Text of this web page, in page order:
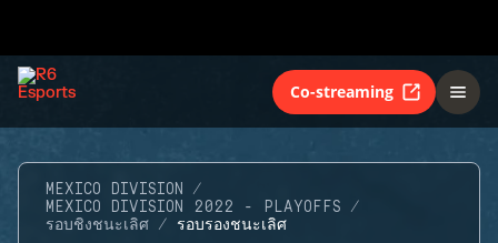
Co-streaming
MEXICO DIVISION
MEXICO DIVISION 2022 - PLAYOFFS
รอบชิงชนะเลิศ
รอบรองชนะเลิศ